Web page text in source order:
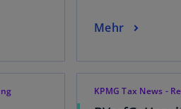
Mehr
KPMG Tax News -